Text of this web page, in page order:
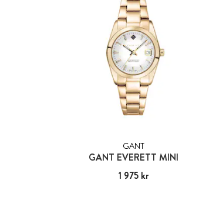
GANT
GANT EVERETT MINI
Pris :1 975 kr
1 975 kr